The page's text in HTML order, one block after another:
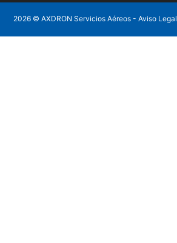
2026 © AXDRON Servicios Aéreos - Aviso Legal